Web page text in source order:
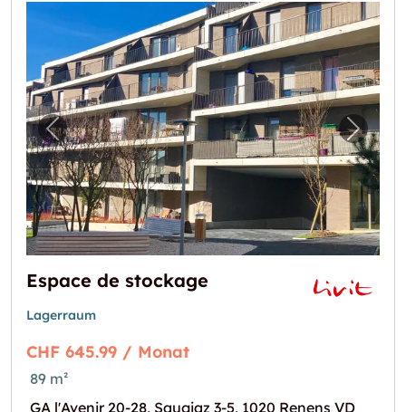
Vorheriges Bild für "Espace de stockage"
Espace de stockage
Lagerraum
CHF 645.99 / Monat
89 m²
GA l'Avenir 20-28, Saugiaz 3-5, 1020 Renens VD